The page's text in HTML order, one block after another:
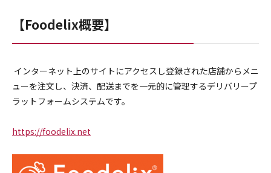
【Foodelix概要】
インターネット上のサイトにアクセスし登録された店舗からメニ
ューを注文し、決済、配送までを一元的に管理するデリバリープ
ラットフォームシステムです。
https://foodelix.net